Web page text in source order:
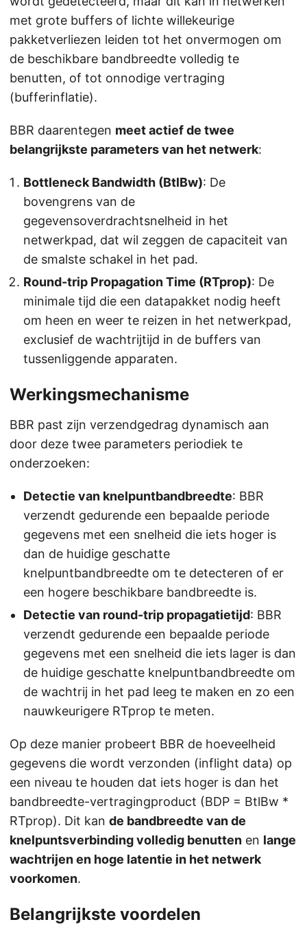
met grote buffers of lichte willekeurige
pakketverliezen leiden tot het onvermogen om
de beschikbare bandbreedte volledig te
benutten, of tot onnodige vertraging
(bufferinflatie).
BBR daarentegen meet actief de twee
belangrijkste parameters van het netwerk:
Bottleneck Bandwidth (BtlBw): De
bovengrens van de
gegevensoverdrachtsnelheid in het
netwerkpad, dat wil zeggen de capaciteit van
de smalste schakel in het pad.
Round-trip Propagation Time (RTprop): De
minimale tijd die een datapakket nodig heeft
om heen en weer te reizen in het netwerkpad,
exclusief de wachtrijtijd in de buffers van
tussenliggende apparaten.
Werkingsmechanisme
BBR past zijn verzendgedrag dynamisch aan
door deze twee parameters periodiek te
onderzoeken:
Detectie van knelpuntbandbreedte: BBR
verzendt gedurende een bepaalde periode
gegevens met een snelheid die iets hoger is
dan de huidige geschatte
knelpuntbandbreedte om te detecteren of er
een hogere beschikbare bandbreedte is.
Detectie van round-trip propagatietijd: BBR
verzendt gedurende een bepaalde periode
gegevens met een snelheid die iets lager is dan
de huidige geschatte knelpuntbandbreedte om
de wachtrij in het pad leeg te maken en zo een
nauwkeurigere RTprop te meten.
Op deze manier probeert BBR de hoeveelheid
gegevens die wordt verzonden (inflight data) op
een niveau te houden dat iets hoger is dan het
bandbreedte-vertragingproduct (BDP = BtlBw *
RTprop). Dit kan de bandbreedte van de
knelpuntsverbinding volledig benutten en lange
wachtrijen en hoge latentie in het netwerk
voorkomen.
Belangrijkste voordelen